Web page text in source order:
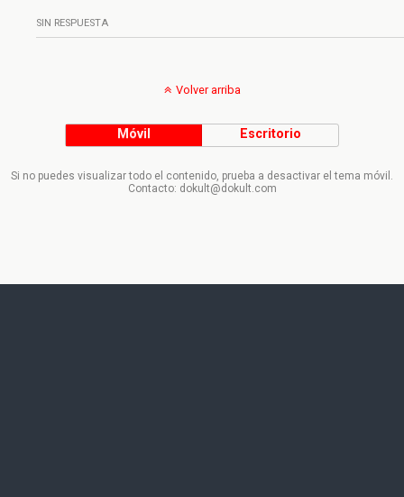
SIN RESPUESTA
Volver arriba
Móvil Escritorio
Si no puedes visualizar todo el contenido, prueba a desactivar el tema móvil.
Contacto: dokult@dokult.com